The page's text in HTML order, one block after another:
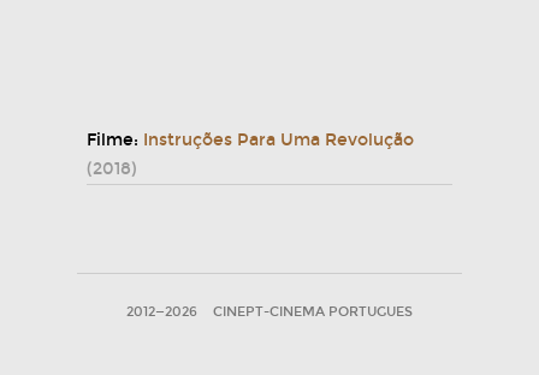
Filme: Instruções Para Uma Revolução
(2018)
2012—2026 CINEPT-CINEMA PORTUGUES